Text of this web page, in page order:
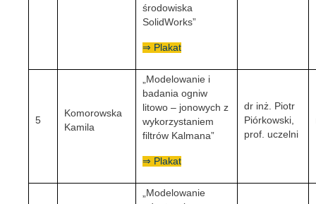
środowiska
SolidWorks”
⇒ Plakat
5
Komorowska
Kamila
„Modelowanie i
badania ogniw
litowo – jonowych z
wykorzystaniem
filtrów Kalmana”
⇒ Plakat
dr inż. Piotr
Piórkowski,
prof. uczelni
„Modelowanie